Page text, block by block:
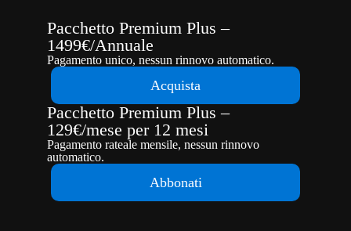
Pacchetto Premium Plus –
1499€/Annuale
Pagamento unico, nessun rinnovo automatico.
Acquista
Pacchetto Premium Plus –
129€/mese per 12 mesi
Pagamento rateale mensile, nessun rinnovo
automatico.
Abbonati